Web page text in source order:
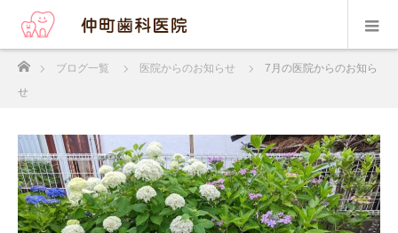
ブログ一覧 医院からのお知らせ
7月の医院からのお知ら
せ